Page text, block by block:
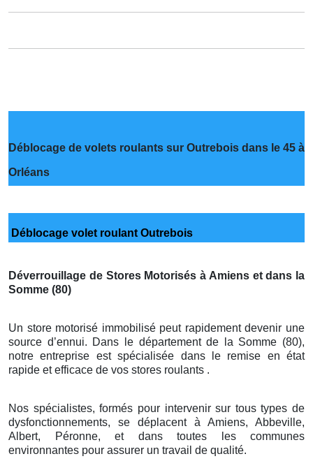
Déblocage de volets roulants sur Outrebois dans le 45 à
Orléans
Déblocage volet roulant Outrebois
Déverrouillage de Stores Motorisés à Amiens et dans la
Somme (80)
Un store motorisé immobilisé peut rapidement devenir une
source d’ennui. Dans le département de la Somme (80),
notre entreprise est spécialisée dans le remise en état
rapide et efficace de vos stores roulants .
Nos spécialistes, formés pour intervenir sur tous types de
dysfonctionnements, se déplacent à Amiens, Abbeville,
Albert, Péronne, et dans toutes les communes
environnantes pour assurer un travail de qualité.